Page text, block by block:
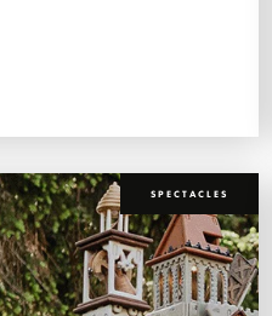
SPECTACLES